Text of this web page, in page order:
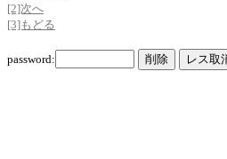
[2]次へ
[3]もどる
password: